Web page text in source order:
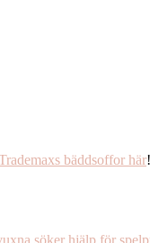
bäddsoffor här!